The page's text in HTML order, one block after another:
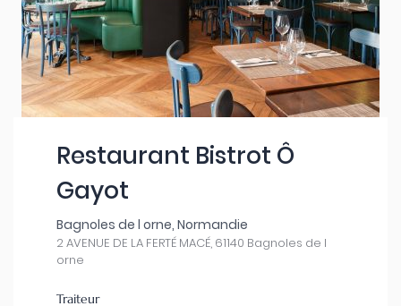
Restaurant Bistrot Ô
Gayot
Bagnoles de l orne, Normandie
2 AVENUE DE LA FERTÉ MACÉ, 61140 Bagnoles de l
orne
Traiteur